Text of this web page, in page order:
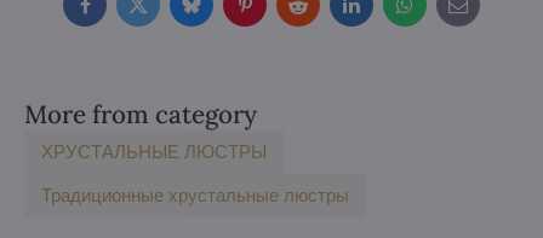
FacebookTwitterBlueskyPinterestRedditLinkedInWhatsApp
E-
mail
More from category
ХРУСТАЛЬНЫЕ ЛЮСТРЫ
Традиционные хрустальные люстры